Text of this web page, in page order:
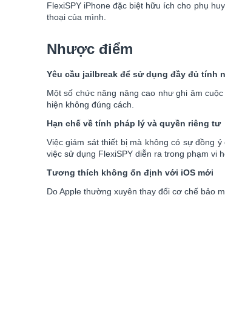
FlexiSPY iPhone đặc biệt hữu ích cho phụ
thoại của mình.
Nhược điểm
Yêu cầu jailbreak để sử dụng đầy đủ tính
Một số chức năng nâng cao như ghi âm
hiện không đúng cách.
Hạn chế về tính pháp lý và quyền riêng tư
Việc giám sát thiết bị mà không có sự đồng
việc sử dụng FlexiSPY diễn ra trong phạm vi
Tương thích không ổn định với iOS mới
Do Apple thường xuyên thay đổi cơ chế bảo